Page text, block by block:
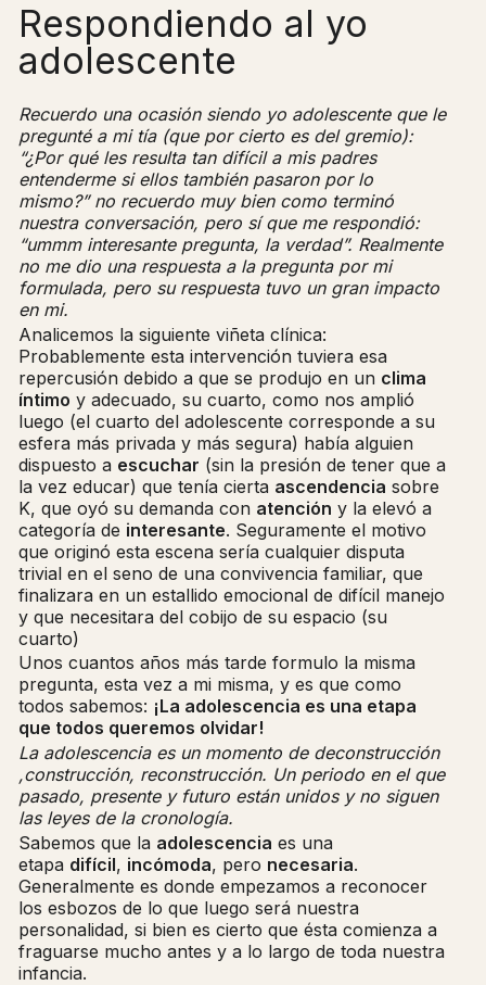
Respondiendo al yo
adolescente
Recuerdo una ocasión siendo yo adolescente que le
pregunté a mi tía (que por cierto es del gremio):
“¿Por qué les resulta tan difícil a mis padres
entenderme si ellos también pasaron por lo
mismo?” no recuerdo muy bien como terminó
nuestra conversación, pero sí que me respondió:
“ummm interesante pregunta, la verdad”. Realmente
no me dio una respuesta a la pregunta por mi
formulada, pero su respuesta tuvo un gran impacto
en mi.
Analicemos la siguiente viñeta clínica:
Probablemente esta intervención tuviera esa
repercusión debido a que se produjo en un clima
íntimo y adecuado, su cuarto, como nos amplió
luego (el cuarto del adolescente corresponde a su
esfera más privada y más segura) había alguien
dispuesto a escuchar (sin la presión de tener que a
la vez educar) que tenía cierta ascendencia sobre
K, que oyó su demanda con atención y la elevó a
categoría de interesante. Seguramente el motivo
que originó esta escena sería cualquier disputa
trivial en el seno de una convivencia familiar, que
finalizara en un estallido emocional de difícil manejo
y que necesitara del cobijo de su espacio (su
cuarto)
Unos cuantos años más tarde formulo la misma
pregunta, esta vez a mi misma, y es que como
todos sabemos: ¡La adolescencia es una etapa
que todos queremos olvidar!
La adolescencia es un momento de deconstrucción
,construcción, reconstrucción. Un periodo en el que
pasado, presente y futuro están unidos y no siguen
las leyes de la cronología.
Sabemos que la adolescencia es una
etapa difícil, incómoda, pero necesaria.
Generalmente es donde empezamos a reconocer
los esbozos de lo que luego será nuestra
personalidad, si bien es cierto que ésta comienza a
fraguarse mucho antes y a lo largo de toda nuestra
infancia.